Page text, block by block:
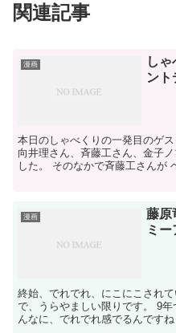
関連記事
漫画
し
ント
本日のしゃべくりの一発目のゲ
向井理さん、斉藤工さん、金子
した。 そのなかで斉藤工さんが
漫画
藤
ミ
終始、でれでれ、にこにこされ
で、うらやましい限りです。 9
んなに、でれでれ感でるんです